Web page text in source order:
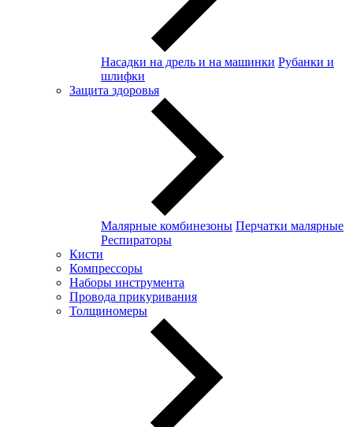
Насадки на дрель и на машинки Рубанки и
шлифки
Защита здоровья
Малярные комбинезоны Перчатки малярные
Респираторы
Кисти
Компрессоры
Наборы инструмента
Провода прикуривания
Толщиномеры